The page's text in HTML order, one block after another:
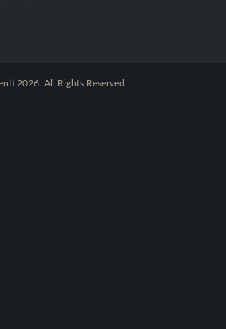
2026. All Rights Reserved.